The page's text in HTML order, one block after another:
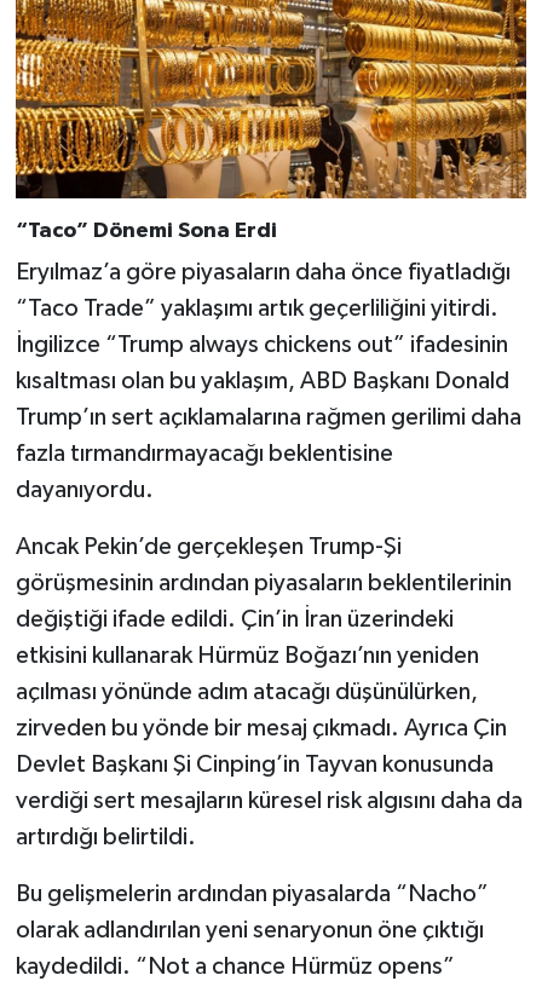
“Taco” Dönemi Sona Erdi
Eryılmaz’a göre piyasaların daha önce fiyatladığı
“Taco Trade” yaklaşımı artık geçerliliğini yitirdi.
İngilizce “Trump always chickens out” ifadesinin
kısaltması olan bu yaklaşım, ABD Başkanı Donald
Trump’ın sert açıklamalarına rağmen gerilimi daha
fazla tırmandırmayacağı beklentisine
dayanıyordu.
Ancak Pekin’de gerçekleşen Trump-Şi
görüşmesinin ardından piyasaların beklentilerinin
değiştiği ifade edildi. Çin’in İran üzerindeki
etkisini kullanarak Hürmüz Boğazı’nın yeniden
açılması yönünde adım atacağı düşünülürken,
zirveden bu yönde bir mesaj çıkmadı. Ayrıca Çin
Devlet Başkanı Şi Cinping’in Tayvan konusunda
verdiği sert mesajların küresel risk algısını daha da
artırdığı belirtildi.
Bu gelişmelerin ardından piyasalarda “Nacho”
olarak adlandırılan yeni senaryonun öne çıktığı
kaydedildi. “Not a chance Hürmüz opens”